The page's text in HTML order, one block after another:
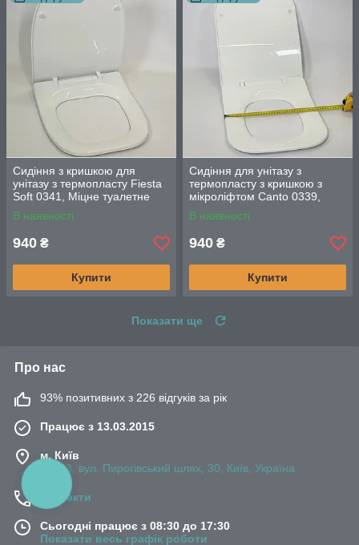
Сидіння з кришкою для
унітазу з термопласту Fiesta
Soft 0341, Міцне туалетне
сидіння з мікроліфтом
В наявності
940 ₴
Купити
Сидіння для унітазу з
термопласту з кришкою з
мікроліфтом Canto 0339,
Високоякісне туалетне
сидіння
В наявності
940 ₴
Купити
Показати ще
Про нас
93% позитивних з 226 відгуків за рік
Працює з 13.03.2015
м. Київ
03083, вул. Пирогівський шлях, 30, Київ, Україна
Контакти
Сьогодні працює з 08:30 до 17:30
Показати весь графік роботи